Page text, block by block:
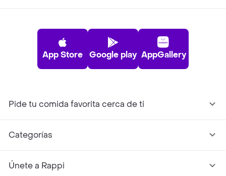
App Store Google play AppGallery
Pide tu comida favorita cerca de ti
Categorías
Únete a Rappi